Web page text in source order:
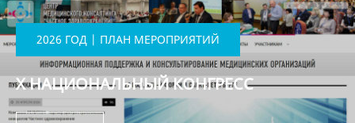
2026 ГОД | ПЛАН МЕРОПРИЯТИЙ
X НАЦИОНАЛЬНЫЙ КОНГРЕСС